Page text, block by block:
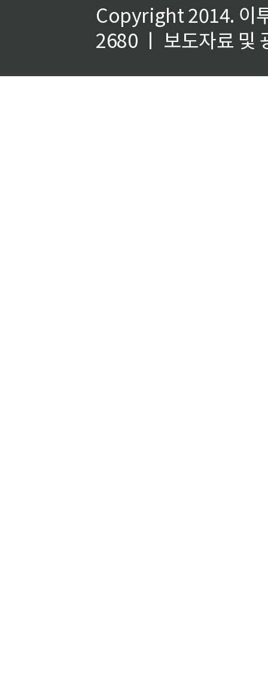
Copyright 2014. 이
2680 ㅣ 보도자료